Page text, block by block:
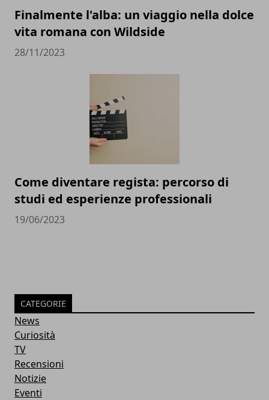
Finalmente l'alba: un viaggio nella dolce
vita romana con Wildside
28/11/2023
Come diventare regista: percorso di
studi ed esperienze professionali
19/06/2023
CATEGORIE
News
Curiosità
TV
Recensioni
Notizie
Eventi